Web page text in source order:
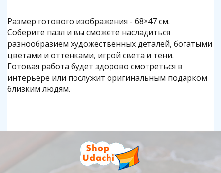
Размер готового изображения - 68×47 см.
Соберите пазл и вы сможете насладиться
разнообразием художественных деталей, богатыми
цветами и оттенками, игрой света и тени.
Готовая работа будет здорово смотреться в
интерьере или послужит оригинальным подарком
близким людям.